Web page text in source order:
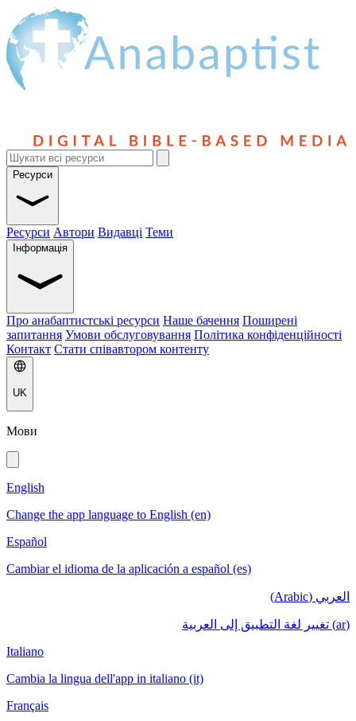
Ресурси
Ресурси Автори Видавці Теми
Інформація
Про анабаптистські ресурси Наше бачення Поширені
запитання Умови обслуговування Політика конфіденційності
Контакт Стати співавтором контенту
UK
Мови
English
Change the app language to English (en)
Español
Cambiar el idioma de la aplicación a español (es)
العربي (Arabic)
(ar) تغيير لغة التطبيق إلى العربية
Italiano
Cambia la lingua dell'app in italiano (it)
Français